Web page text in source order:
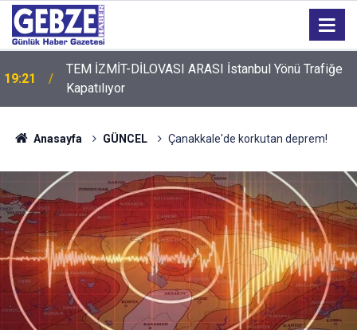
19:21
TEM İZMİT-DİLOVASI ARASI İstanbul Yönü Trafiğe
Kapatılıyor
Anasayfa GÜNCEL Çanakkale'de korkutan deprem!